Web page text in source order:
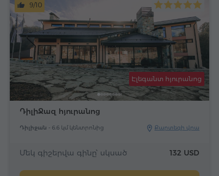
ԴիլիՋազ հյուրանոց
Դիլիջան - 6.6 կմ կենտրոնից Քարտեզի վրա
Էլեգանտ հյուրանոց
9/10
Մեկ գիշերվա գինը՝ սկսած 132 USD